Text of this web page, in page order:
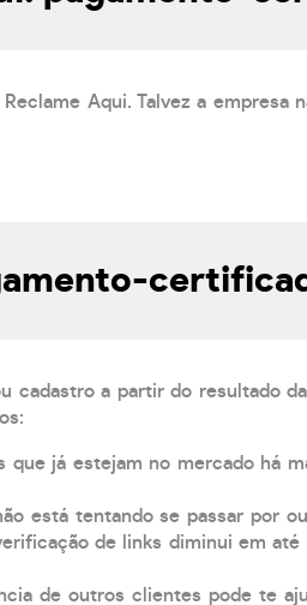
Aqui. Talvez a empresa
cadastro a partir do resultado
que já estejam no mercado há
está tentando se passar por
de links diminui em
de outros clientes pode te